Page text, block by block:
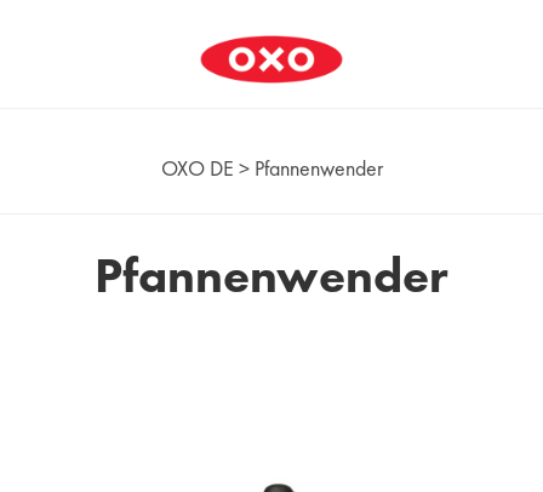
OXO DE > Pfannenwender
Pfannenwender